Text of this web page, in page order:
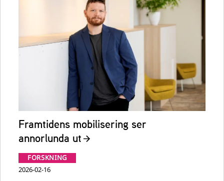
Framtidens mobilisering ser
annorlunda ut
FORSKNING
2026-02-16